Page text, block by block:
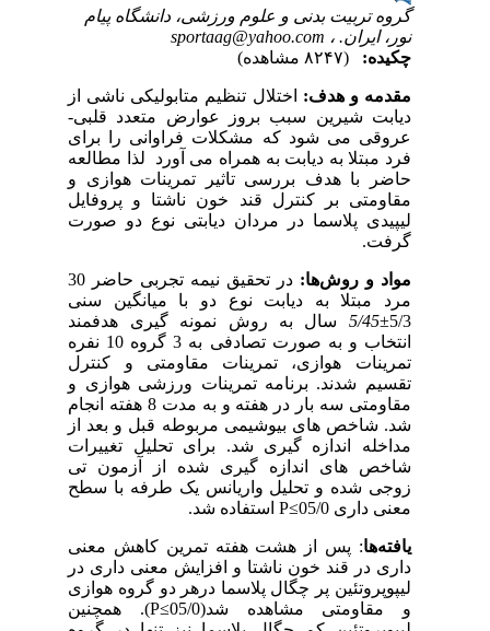
گروه تربیت بدنی و علوم ورزشی، دانشگاه پیام
نور، ایران. ، sportaag@yahoo.com
چکیده:
مقدمه و هدف:اختلال تنظیم متابولیکی ناشی از
دیابت شیرین سبب بروز عوارض متعدد قلبی-
عروقی می شود که مشکلات فراوانی را برای
فرد مبتلا به دیابت به همراه می آورد لذا مطالعه
حاضر با هدف بررسی تاثیر تمرینات هوازی و
مقاومتی بر کنترل قند خون ناشتا و پروفایل
لیپیدی پلاسما در مردان دیابتی نوع دو صورت
گرفت.
مواد و روش‌ها:
در تحقیق نیمه تجربی حاضر 30
مرد مبتلا به دیابت نوع دو با میانگین سنی
5/3±
5/45
سال به روش نمونه گیری هدفمند
انتخاب و به صورت تصادفی به 3 گروه 10 نفره
تمرینات هوازی، تمرینات مقاومتی و کنترل
تقسیم شدند. برنامه تمرینات ورزشی هوازی و
مقاومتی سه بار در هفته و به مدت 8 هفته انجام
شد. شاخص های بیوشیمی مربوطه قبل و بعد از
مداخله اندازه گیری شد. برای تحلیل تغییرات
شاخص های اندازه گیری شده از آزمون تی
زوجی شده و تحلیل واریانس یک طرفه با سطح
معنی داری 05/0≥
Pاستفاده شد.
یافته‌ها: پس از هشت هفته تمرین کاهش معنی
داری در قند خون ناشتا و افزایش معنی داری در
لیپوپروتئین پر چگال پلاسما درهر دو گروه هوازی
و مقاومتی مشاهده شد(05/0≥
(P. همچنین